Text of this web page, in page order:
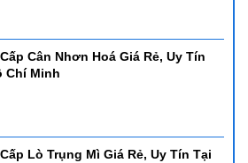
Cân Nhơn Hoá Giá Rẻ, Uy Tín
Chí Minh
Lò Trụng Mì Giá Rẻ, Uy Tín Tại